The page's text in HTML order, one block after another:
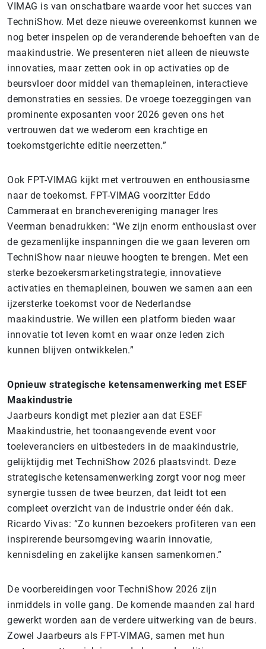
VIMAG is van onschatbare waarde voor het succes van
TechniShow. Met deze nieuwe overeenkomst kunnen we
nog beter inspelen op de veranderende behoeften van de
maakindustrie. We presenteren niet alleen de nieuwste
innovaties, maar zetten ook in op activaties op de
beursvloer door middel van themapleinen, interactieve
demonstraties en sessies. De vroege toezeggingen van
prominente exposanten voor 2026 geven ons het
vertrouwen dat we wederom een krachtige en
toekomstgerichte editie neerzetten.”
Ook FPT-VIMAG kijkt met vertrouwen en enthousiasme
naar de toekomst. FPT-VIMAG voorzitter Eddo
Cammeraat en branchevereniging manager Ires
Veerman benadrukken: “We zijn enorm enthousiast over
de gezamenlijke inspanningen die we gaan leveren om
TechniShow naar nieuwe hoogten te brengen. Met een
sterke bezoekersmarketingstrategie, innovatieve
activaties en themapleinen, bouwen we samen aan een
ijzersterke toekomst voor de Nederlandse
maakindustrie. We willen een platform bieden waar
innovatie tot leven komt en waar onze leden zich
kunnen blijven ontwikkelen.”
Opnieuw strategische ketensamenwerking met ESEF
Maakindustrie
Jaarbeurs kondigt met plezier aan dat ESEF
Maakindustrie, het toonaangevende event voor
toeleveranciers en uitbesteders in de maakindustrie,
gelijktijdig met TechniShow 2026 plaatsvindt. Deze
strategische ketensamenwerking zorgt voor nog meer
synergie tussen de twee beurzen, dat leidt tot een
compleet overzicht van de industrie onder één dak.
Ricardo Vivas: “Zo kunnen bezoekers profiteren van een
inspirerende beursomgeving waarin innovatie,
kennisdeling en zakelijke kansen samenkomen.”
De voorbereidingen voor TechniShow 2026 zijn
inmiddels in volle gang. De komende maanden zal hard
gewerkt worden aan de verdere uitwerking van de beurs.
Zowel Jaarbeurs als FPT-VIMAG, samen met hun